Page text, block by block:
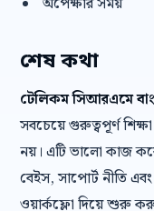
শেষ কথা
টেলিকম সিআরএমে
সবচেয়ে গুরুত্বপূর্ণ
নয়। এটি ভালো কাজ
বেইস, সাপোর্ট নীতি
ওয়ার্কফ্লো দিয়ে শুরু